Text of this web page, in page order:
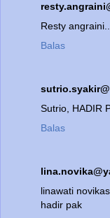
Resty
Balas
Sutrio, HADIR
Balas
linawati
hadir pak